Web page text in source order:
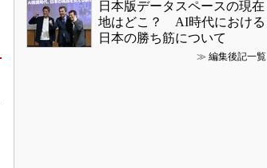
日本版データスペースの現在
地はどこ？ AI時代における
日本の勝ち筋について
≫ 編集後記一覧